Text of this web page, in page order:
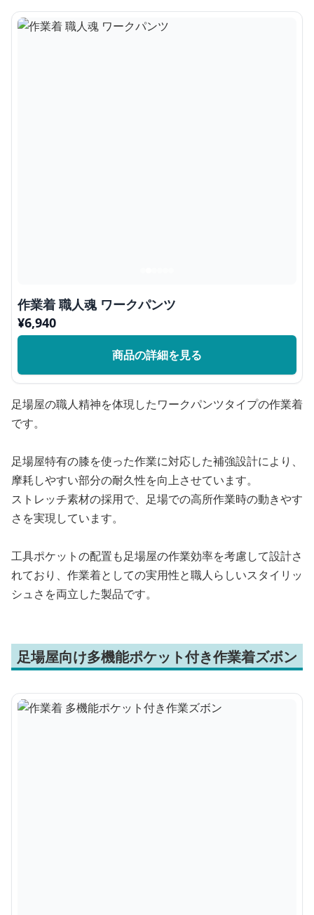
作業着 職人魂 ワークパンツ
¥6,940
商品の詳細を見る
足場屋の職人精神を体現したワークパンツタイプの作業着
です。
足場屋特有の膝を使った作業に対応した補強設計により、
摩耗しやすい部分の耐久性を向上させています。
ストレッチ素材の採用で、足場での高所作業時の動きやす
さを実現しています。
工具ポケットの配置も足場屋の作業効率を考慮して設計さ
れており、作業着としての実用性と職人らしいスタイリッ
シュさを両立した製品です。
足場屋向け多機能ポケット付き作業着ズボン